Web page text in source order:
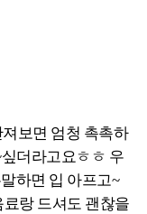
보면 엄청 촉촉하
더라고요ㅎㅎ 우
하면 입 아프고~
랑 드셔도 괜찮을